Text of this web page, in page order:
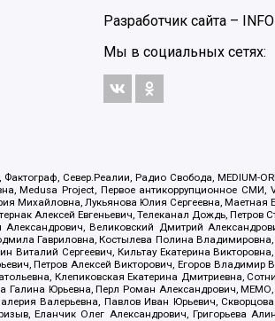
Разработчик сайта –
Мы в социальных сетях:
Север.Реалии, Радио Свобода, MEDIUM-
Medusa Project, Первое антикоррупционное СМИ,
Лукьянова Юлия Сергеевна, Маетная
Алексей Евгеньевич, Телеканал Дождь, Петров
Великовский Дмитрий
Гавриловна, Костылева Полина
Сергеевич, Кильтау Екатерина
Петров Алексей Викторович, Егоров Владимир
Клепиковская Екатерина Дмитриевна,
Галина Юрьевна, Перл Роман Александрович,
Валерьевна, Павлов Иван Юрьевич,
Еланчик Олег Александрович, Григорьева